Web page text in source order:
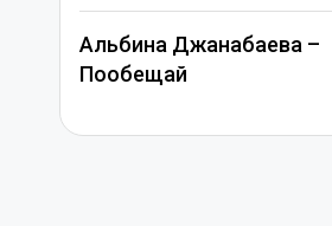
Альбина Джанабаева –
Пообещай